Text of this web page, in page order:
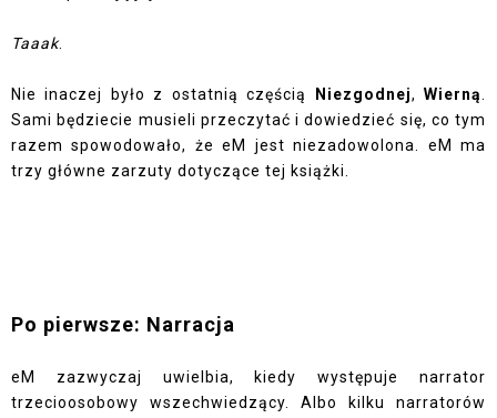
Taaak.
Nie inaczej było z ostatnią częścią Niezgodnej,Wierną
Sami będziecie musieli przeczytać i dowiedzieć się, co tym
razem spowodowało, że eM jest niezadowolona. eM ma
trzy główne zarzuty dotyczące tej książki.
Po pierwsze: Narracja
eM zazwyczaj uwielbia, kiedy występuje narrator
trzecioosobowy wszechwiedzący. Albo kilku narratorów